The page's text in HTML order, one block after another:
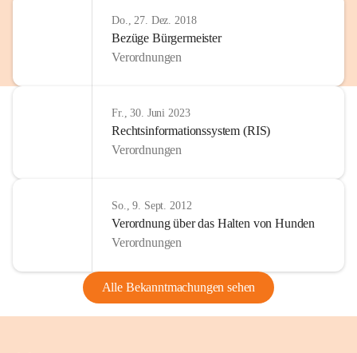
Do., 27. Dez. 2018
Bezüge Bürgermeister
Verordnungen
Fr., 30. Juni 2023
Rechtsinformationssystem (RIS)
Verordnungen
So., 9. Sept. 2012
Verordnung über das Halten von Hunden
Verordnungen
Alle Bekanntmachungen sehen